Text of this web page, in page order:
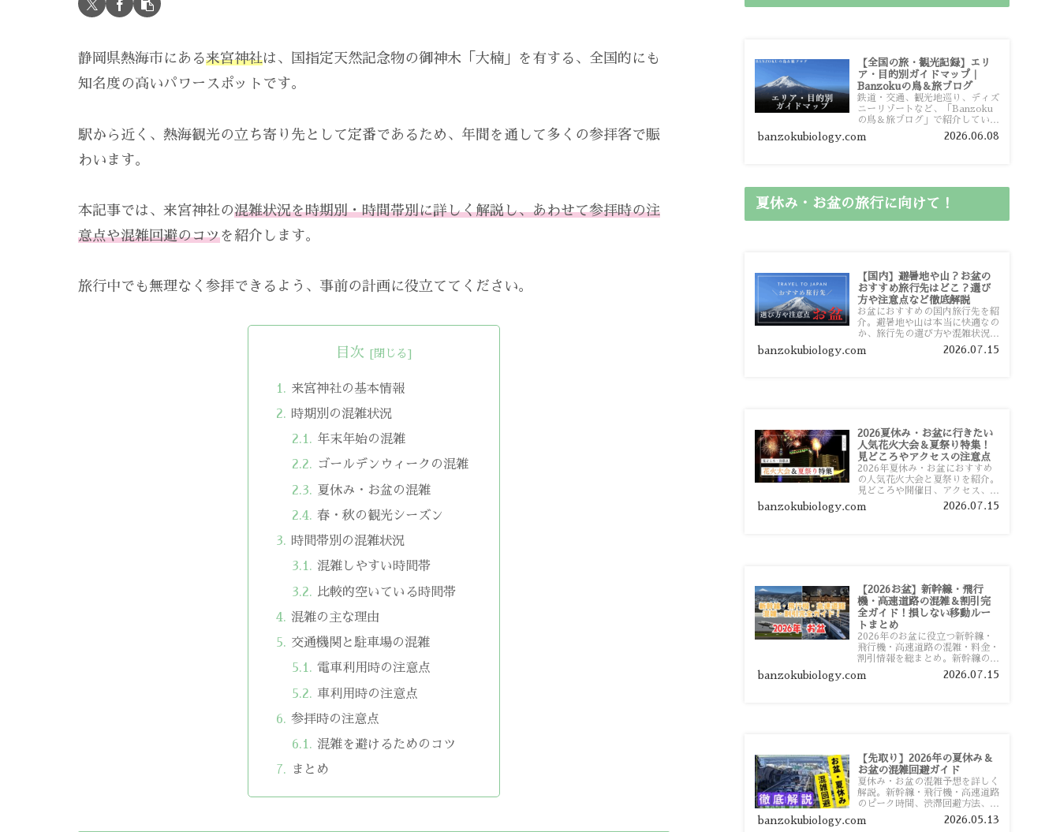
静岡県熱海市にある来宮神社は、国指定天然記念物の御神木「大楠」を有する、全国的にも
知名度の高いパワースポットです。
駅から近く、熱海観光の立ち寄り先として定番であるため、年間を通して多くの参拝客で賑
わいます。
本記事では、来宮神社の混雑状況を時期別・時間帯別に詳しく解説し、あわせて参拝時の注
意点や混雑回避のコツを紹介します。
旅行中でも無理なく参拝できるよう、事前の計画に役立ててください。
目次
来宮神社の基本情報
時期別の混雑状況
年末年始の混雑
ゴールデンウィークの混雑
夏休み・お盆の混雑
春・秋の観光シーズン
時間帯別の混雑状況
混雑しやすい時間帯
比較的空いている時間帯
混雑の主な理由
交通機関と駐車場の混雑
電車利用時の注意点
車利用時の注意点
参拝時の注意点
混雑を避けるためのコツ
まとめ
【全国の旅・観光記録】エリ
ア・目的別ガイドマップ｜
Banzokuの鳥＆旅ブログ
鉄道・交通、観光地巡り、ディズ
ニーリゾートなど、「Banzoku
の鳥＆旅ブログ」で紹介している
全国の旅行・観光記録をエリアや
目的別に整理しました。あなたが
banzokubiology.com 2026.06.08
夏休み・お盆の旅行に向けて！
【国内】避暑地や山？お盆の
おすすめ旅行先はどこ？選び
方や注意点など徹底解説
お盆におすすめの国内旅行先を紹
介。避暑地や山は本当に快適なの
か、旅行先の選び方や混雑状況、
注意点、比較的混雑を避けやすい
おすすめスポットまで旅行前に役
banzokubiology.com 2026.07.15
2026夏休み・お盆に行きたい
人気花火大会＆夏祭り特集！
見どころやアクセスの注意点
2026年夏休み・お盆におすすめ
の人気花火大会と夏祭りを紹介。
見どころや開催日、アクセス、混
雑対策、旅行前に知っておきたい
注意点をわかりやすく解説しま
banzokubiology.com 2026.07.15
【2026お盆】新幹線・飛行
機・高速道路の混雑＆割引完
全ガイド！損しない移動ルー
トまとめ
2026年のお盆に役立つ新幹線・
飛行機・高速道路の混雑・料金・
割引情報を総まとめ。新幹線の予
約や最繁忙期料金、飛行機を安く
予約するコツ、高速道路の休日割
banzokubiology.com 2026.07.15
【先取り】2026年の夏休み＆
お盆の混雑回避ガイド
夏休み・お盆の混雑予想を詳しく
解説。新幹線・飛行機・高速道路
のピーク時間、渋滞回避方法、混
雑しやすい観光地、交通手段別の
特徴まで旅行者向けに分かりやす
banzokubiology.com 2026.05.13